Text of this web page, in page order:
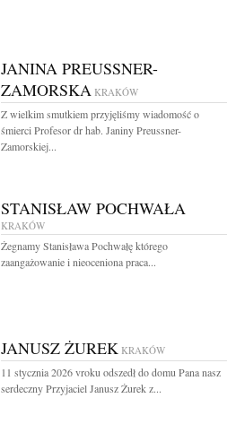
JANINA PREUSSNER-
ZAMORSKA KRAKÓW
Z wielkim smutkiem przyjęliśmy wiadomość o
śmierci Profesor dr hab. Janiny Preussner-
Zamorskiej...
STANISŁAW POCHWAŁA
KRAKÓW
Żegnamy Stanisława Pochwałę którego
zaangażowanie i nieoceniona praca...
JANUSZ ŻUREK KRAKÓW
11 stycznia 2026 vroku odszedł do domu Pana nasz
serdeczny Przyjaciel Janusz Żurek z...